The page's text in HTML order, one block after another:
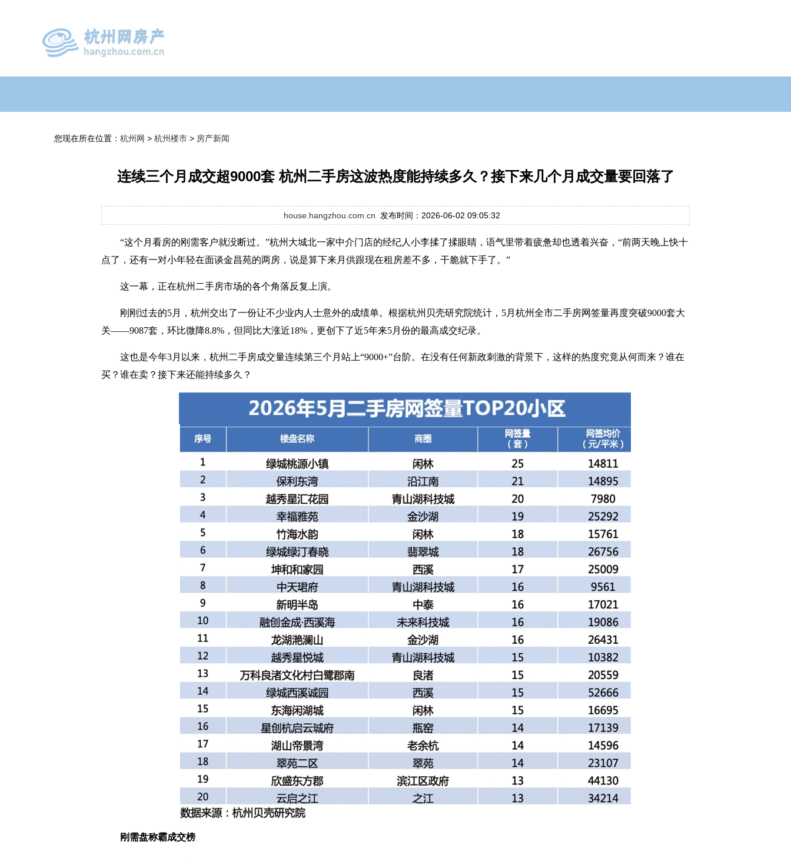
您现在所在位置： 杭州网 > 杭州楼市 > 房产新闻
连续三个月成交超9000套 杭州二手房这波热度能持续多久？接下来几个月成交量要回落了
house.hangzhou.com.cn 发布时间：2026-06-02 09:05:32
“这个月看房的刚需客户就没断过。”杭州大城北一家中介门店的经纪人小李揉了揉眼睛，语气里带着疲惫却也透着兴奋，“前两天晚上快十
点了，还有一对小年轻在面谈金昌苑的两房，说是算下来月供跟现在租房差不多，干脆就下手了。”
这一幕，正在杭州二手房市场的各个角落反复上演。
刚刚过去的5月，杭州交出了一份让不少业内人士意外的成绩单。根据杭州贝壳研究院统计，5月杭州全市二手房网签量再度突破9000套大
关——9087套，环比微降8.8%，但同比大涨近18%，更创下了近5年来5月份的最高成交纪录。
这也是今年3月以来，杭州二手房成交量连续第三个月站上“9000+”台阶。在没有任何新政刺激的背景下，这样的热度究竟从何而来？谁在
买？谁在卖？接下来还能持续多久？
刚需盘称霸成交榜